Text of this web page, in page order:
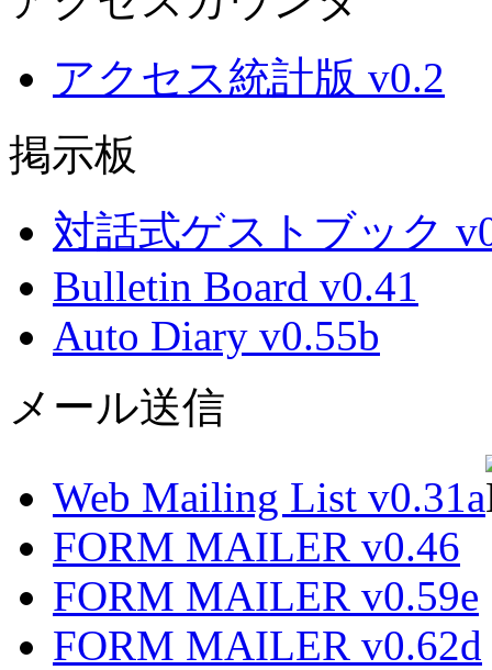
アクセス統計版 v0.2
掲示板
対話式ゲストブック
Bulletin Board v0.41
Auto Diary v0.55b
メール送信
Web Mailing List v0.31a
FORM MAILER v0.46
FORM MAILER v0.59e
FORM MAILER v0.62d